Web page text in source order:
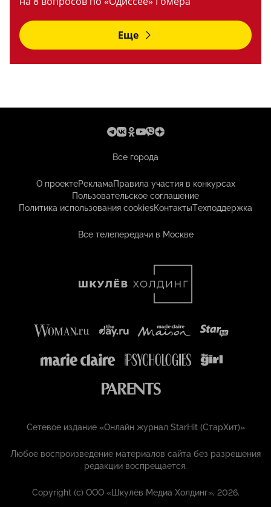
Еще
Все города
О проектеРекламаПравила участия в конкурсах
Пользовательское соглашение
Политика использования cookiesКонтактыТехподдержка
Все телепередачи в Москве
Сетевое издание «Онлайн журнал StarHit (СтарХит)»
Любое воспроизведение материалов сайта без разрешения
редакции воспрещается.
Copyright (с) ООО «Шкулёв Медиа Холдинг», 2026.